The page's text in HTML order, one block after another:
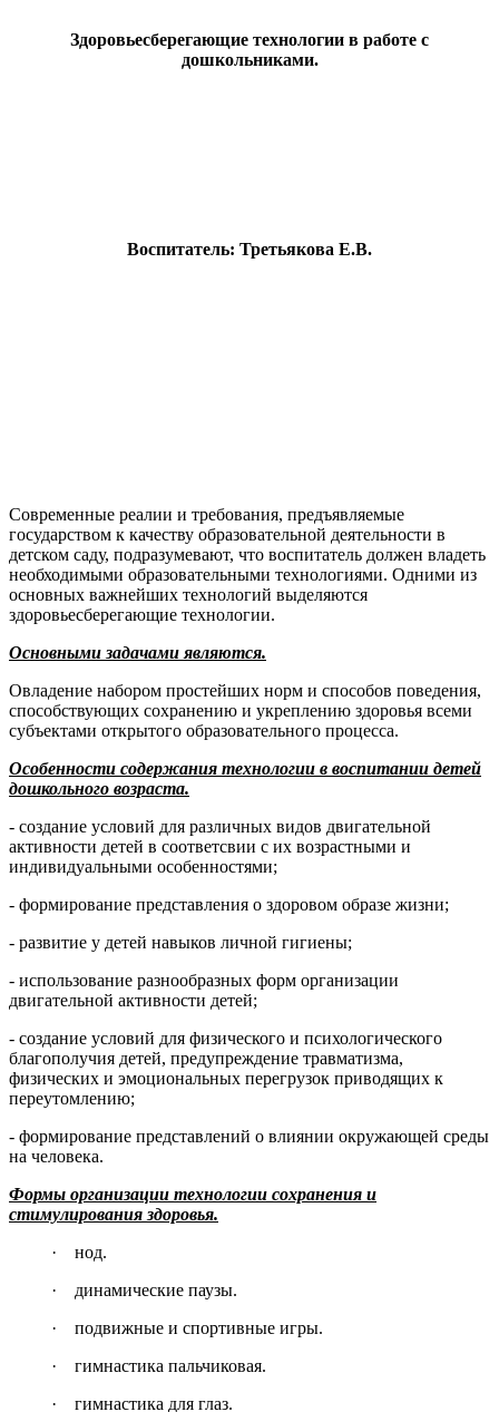
Здоровьесберегающие технологии в работе с
дошкольниками.
Воспитатель: Третьякова Е.В.
Современные реалии и требования, предъявляемые
государством к качеству образовательной деятельности в
детском саду, подразумевают, что воспитатель должен владеть
необходимыми образовательными технологиями. Одними из
основных важнейших технологий выделяются
здоровьесберегающие технологии.
Основными задачами являются.
Овладение набором простейших норм и способов поведения,
способствующих сохранению и укреплению здоровья всеми
субъектами открытого образовательного процесса.
Особенности содержания технологии в воспитании детей
дошкольного возраста.
- создание условий для различных видов двигательной
активности детей в соответсвии с их возрастными и
индивидуальными особенностями;
- формирование представления о здоровом образе жизни;
- развитие у детей навыков личной гигиены;
- использование разнообразных форм организации
двигательной активности детей;
- создание условий для физического и психологического
благополучия детей, предупреждение травматизма,
физических и эмоциональных перегрузок приводящих к
переутомлению;
- формирование представлений о влиянии окружающей среды
на человека.
Формы организации технологии сохранения и
стимулирования здоровья.
· нод.
· динамические паузы.
· подвижные и спортивные игры.
· гимнастика пальчиковая.
· гимнастика для глаз.